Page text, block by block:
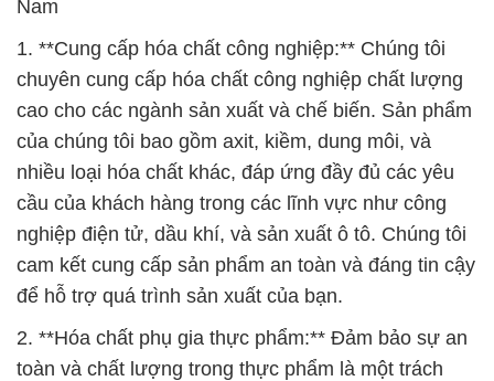
Nam
1. **Cung cấp hóa chất công nghiệp:** Chúng tôi
chuyên cung cấp hóa chất công nghiệp chất lượng
cao cho các ngành sản xuất và chế biến. Sản phẩm
của chúng tôi bao gồm axit, kiềm, dung môi, và
nhiều loại hóa chất khác, đáp ứng đầy đủ các yêu
cầu của khách hàng trong các lĩnh vực như công
nghiệp điện tử, dầu khí, và sản xuất ô tô. Chúng tôi
cam kết cung cấp sản phẩm an toàn và đáng tin cậy
để hỗ trợ quá trình sản xuất của bạn.
2. **Hóa chất phụ gia thực phẩm:** Đảm bảo sự an
toàn và chất lượng trong thực phẩm là một trách